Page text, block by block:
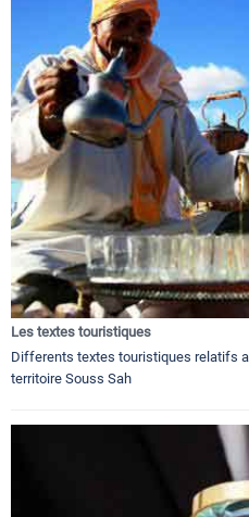
Les textes touristiques
Differents textes touristiques relatifs
territoire Souss Sah